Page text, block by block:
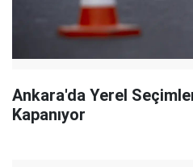
Ankara'da Yerel
Kapanıyor